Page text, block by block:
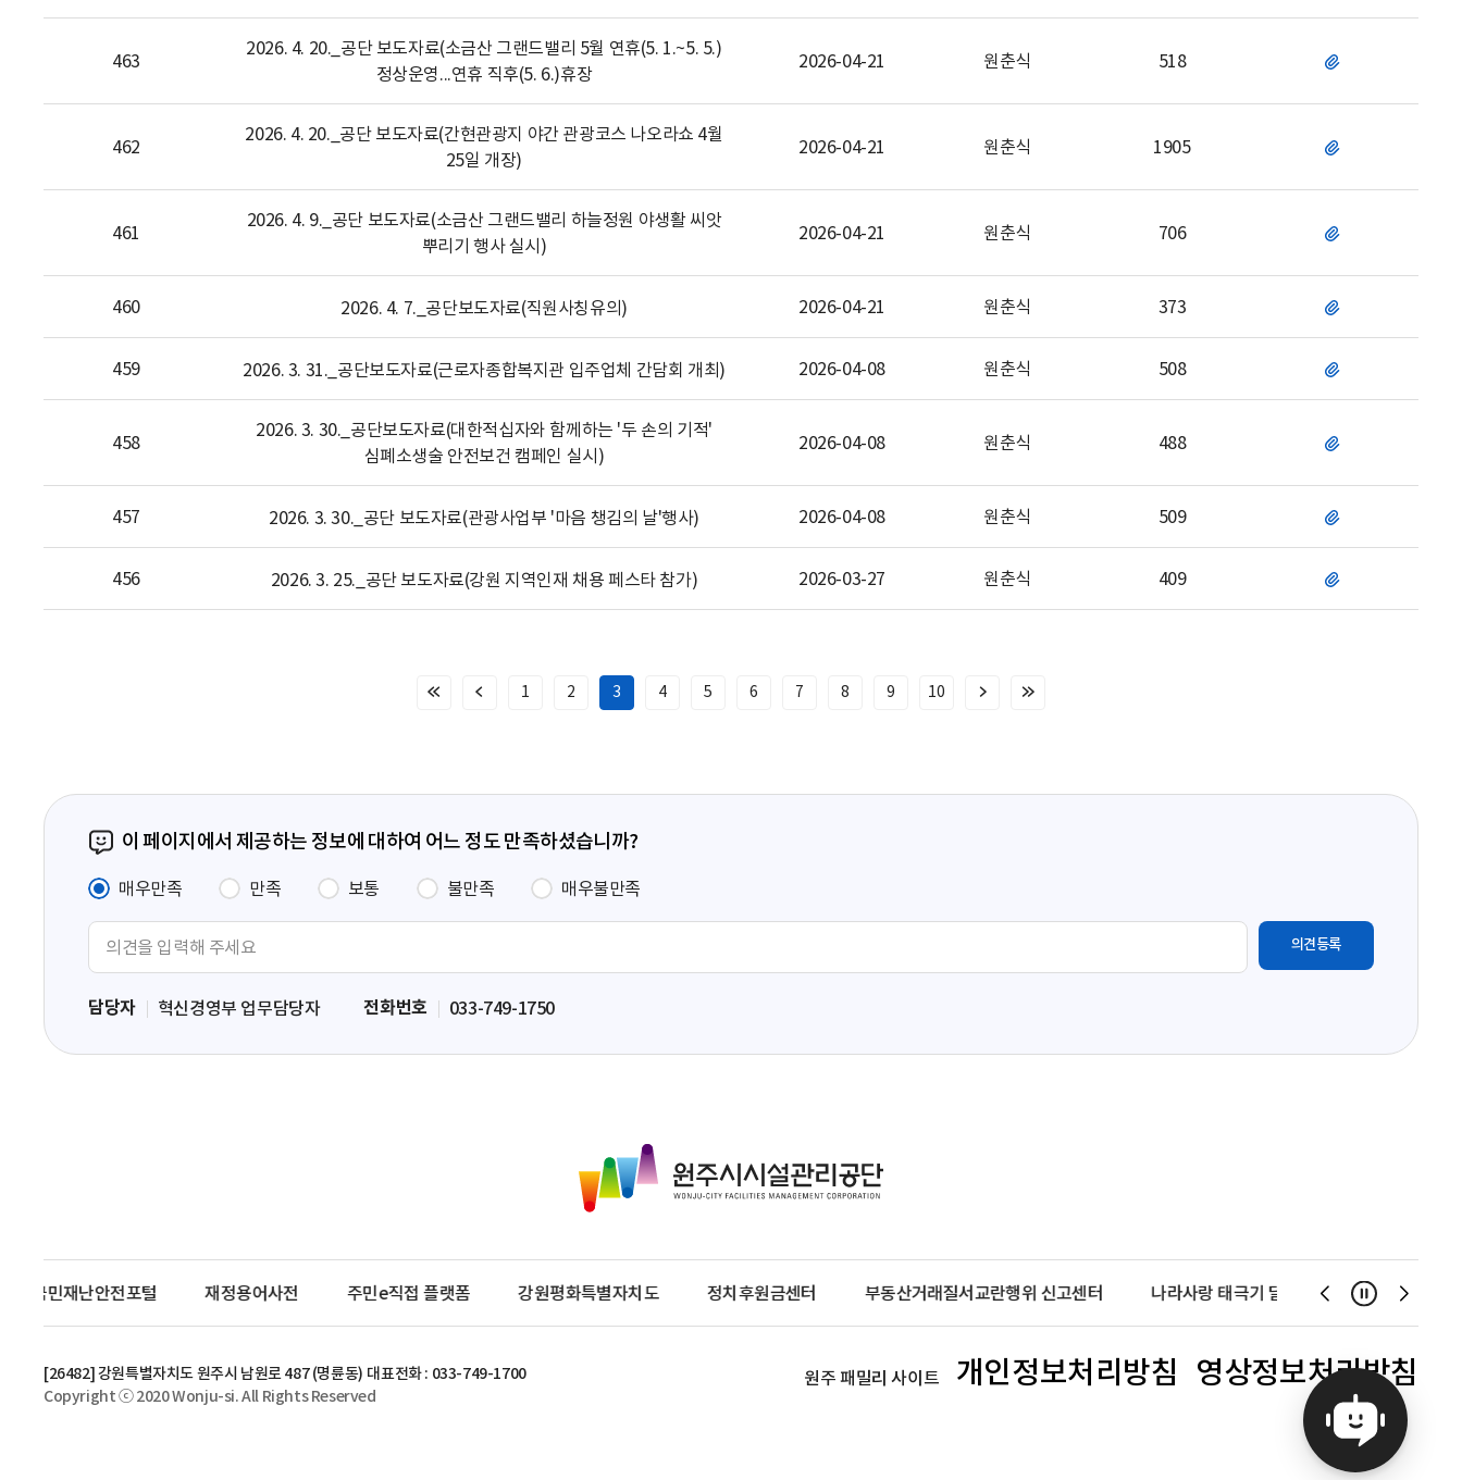
463
2026. 4. 20._공단 보도자료(소금산 그랜드밸리 5월 연휴(5. 1.~5. 5.)
정상운영...연휴 직후(5. 6.)휴장
2026-04-21 원춘식 518
파
462
2026. 4. 20._공단 보도자료(간현관광지 야간 관광코스 나오라쇼 4월
25일 개장)
2026-04-21 원춘식 1905
파
461
2026. 4. 9._공단 보도자료(소금산 그랜드밸리 하늘정원 야생활 씨앗
뿌리기 행사 실시)
2026-04-21 원춘식 706
파
460 2026. 4. 7._공단보도자료(직원사칭유의) 2026-04-21 원춘식 373
파
일
459
2026. 3. 31._공단보도자료(근로자종합복지관 입주업체 간담회 개최) 2026-04-08 원춘식 508
파
일
458
2026. 3. 30._공단보도자료(대한적십자와 함께하는 '두 손의 기적'
심폐소생술 안전보건 캠페인 실시)
2026-04-08 원춘식 488
파
457 2026. 3. 30._공단 보도자료(관광사업부 '마음 챙김의 날'행사) 2026-04-08 원춘식 509
파
일
456
2026. 3. 25._공단 보도자료(강원 지역인재 채용 페스타 참가) 2026-03-27 원춘식 409
파
일
처
지
이
지
1 2 3 4 5 6 7 8 9 10
다
지
마
이
이 페이지에서 제공하는 정보에 대하여 어느 정도 만족하셨습니까?
매우만족 만족 보통 불만족 매우불만족
력
담당자 혁신경영부 업무담당자 전화번호 033-749-1750
주
시
설
관
리
공
국민재난안전포털 재정용어사전 주민e직접 플랫폼 강원평화특별자치도 정치후원금센터 부동산거래질서교란행위 신고센터 나라사랑 태극기 달기 운동 천사운동
슬
라
이
드
이
전
보
슬
라
이
드
다
음
일시정지
[26482] 강원특별자치도 원주시 남원로 487 (명륜동) 대표전화 : 033-749-1700
Copyright ⓒ 2020 Wonju-si. All Rights Reserved
원주 패밀리 사이트 개인정보처리방침 영상정보처리방침